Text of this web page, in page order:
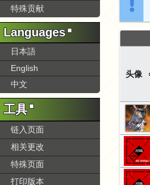
头像
特殊贡献
Languages
日本語
English
中文
工具
链入页面
相关更改
特殊页面
打印版本